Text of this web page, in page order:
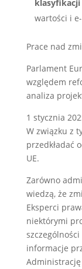
wartości i
Prace nad
Parlament
względem
analiza
1 stycznia
W związku z
przedkładać
UE.
Zarówno
wiedzą, że
Eksperci
niektórymi
informacje
Administrację